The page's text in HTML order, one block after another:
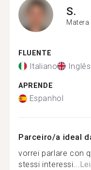
S.
Matera
FLUENTE
Italiano Inglês
APRENDE
Espanhol
Parceiro/a ideal
vorrei parlare con
stessi interessi...